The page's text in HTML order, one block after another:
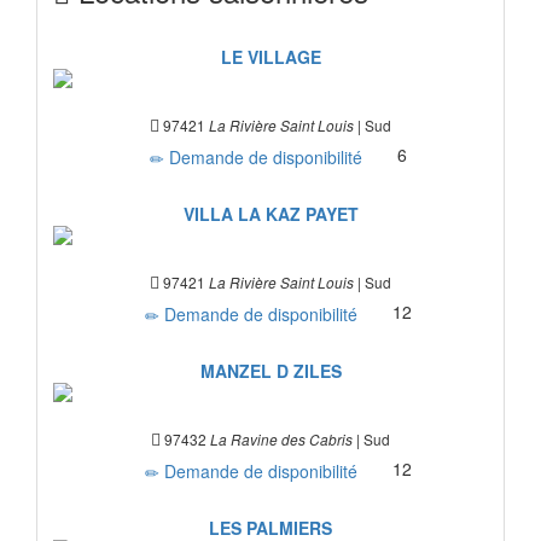
LE VILLAGE
97421 La Rivière Saint Louis | Sud
Demande de disponibilité 6
VILLA LA KAZ PAYET
97421 La Rivière Saint Louis | Sud
Demande de disponibilité 12
MANZEL D ZILES
97432 La Ravine des Cabris | Sud
Demande de disponibilité 12
LES PALMIERS